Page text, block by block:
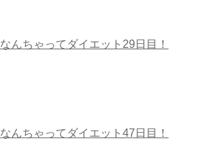
なんちゃってダイエット29日目！
なんちゃってダイエット47日目！